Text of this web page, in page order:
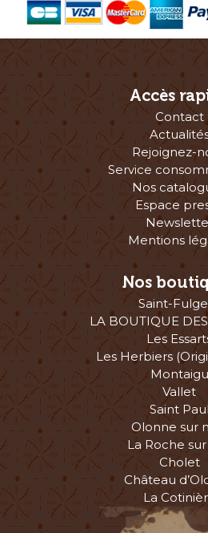
Accès
Contact
Rejoignez-
Service
Nos
Espace
Mentions
Nos
Saint-
LA BOUTIQUE
Les
Les Herbiers
Montaigu
Vallet
Saint
Olonne sur
La Roche sur
Cholet
Château
La